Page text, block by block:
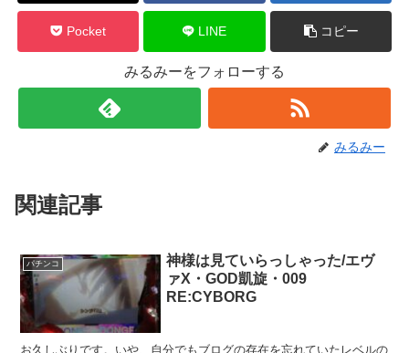
Pocket LINE コピー
みるみーをフォローする
みるみー
関連記事
パチンコ
神様は見ていらっしゃった/エヴ
ァX・GOD凱旋・009
RE:CYBORG
お久しぶりです。いや、自分でもブログの存在を忘れていたレベルの